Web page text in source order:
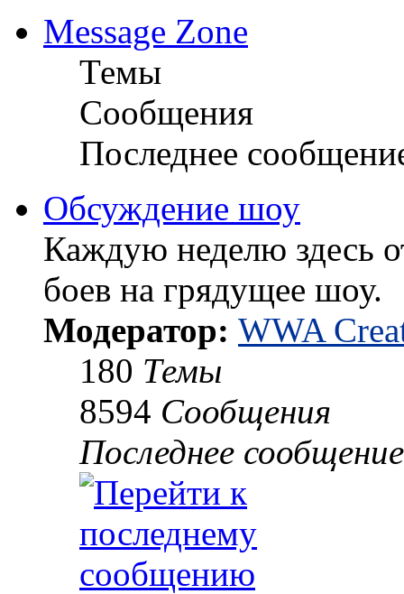
Message Zone
Темы
Сообщения
Последнее
Обсуждение шоу
Каждую неделю здесь
боев на грядущее шоу.
Модератор: WWA
180 Темы
8594 Сообщения
Последнее сообщение